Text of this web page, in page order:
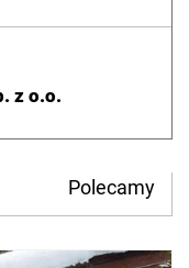
z o.o.
Polecamy